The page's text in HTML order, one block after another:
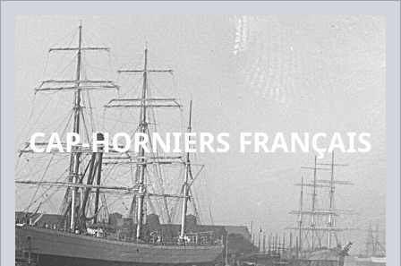
CAP-HORNIERS FRANÇAIS